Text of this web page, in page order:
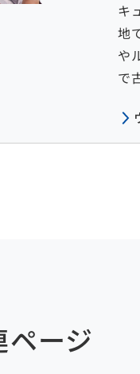
キ
地
や
で
ージ